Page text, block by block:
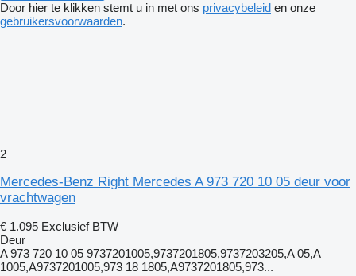
Door hier te klikken stemt u in met ons privacybeleid en onze
gebruikersvoorwaarden.
2
Mercedes-Benz Right Mercedes A 973 720 10 05 deur voor
vrachtwagen
€ 1.095 Exclusief BTW
Deur
A 973 720 10 05 9737201005,9737201805,9737203205,A 05,A
1005,A9737201005,973 18 1805,A9737201805,973...